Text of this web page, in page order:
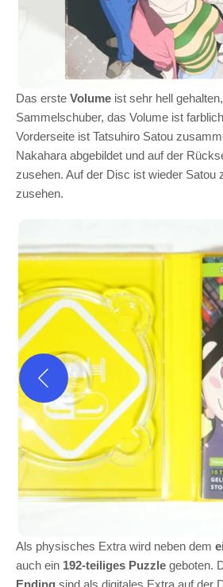
Das erste Volume ist sehr hell
Sammelschuber, das Volume ist
Vorderseite ist Tatsuhiro Satou
Nakahara abgebildet und auf der
zusehen. Auf der Disc ist wieder Satou
zusehen.
Als physisches Extra wird neben dem
auch ein 192-teiliges Puzzle geboten.
Ending sind als digitales Extra auf der